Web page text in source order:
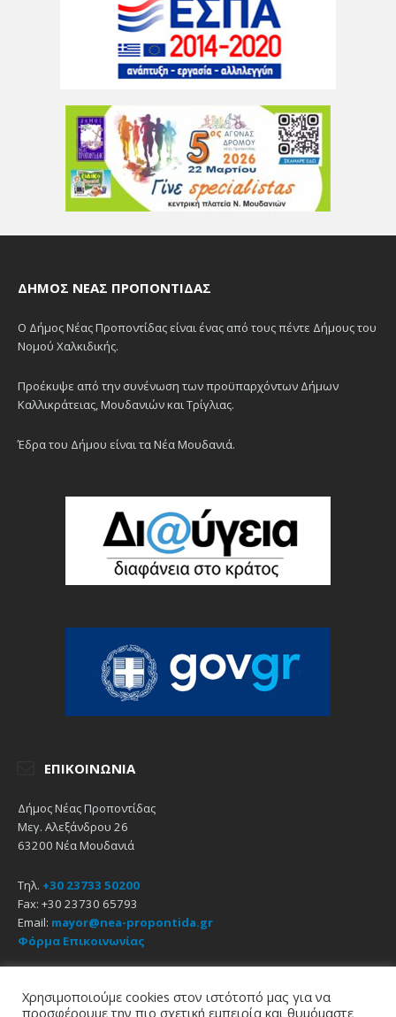
ΔΉΜΟΣ ΝΈΑΣ ΠΡΟΠΟΝΤΊΔΑΣ
Ο Δήμος Νέας Προποντίδας είναι ένας από τους πέντε Δήμους του
Νομού Χαλκιδικής.
Προέκυψε από την συνένωση των προϋπαρχόντων Δήμων
Καλλικράτειας, Μουδανιών και Τρίγλιας.
Έδρα του Δήμου είναι τα Νέα Μουδανιά.
ΕΠΙΚΟΙΝΩΝΊΑ
Δήμος Νέας Προποντίδας
Μεγ. Αλεξάνδρου 26
63200 Νέα Μουδανιά
Τηλ. +30 23733 50200
Fax: +30 23730 65793
Email: mayor@nea-propontida.gr
Φόρμα Επικοινωνίας
Χρησιμοποιούμε cookies στον ιστότοπό μας για να
προσφέρουμε την πιο σχετική εμπειρία και θυμόμαστε